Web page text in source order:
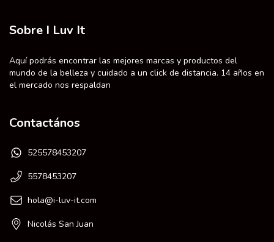
Sobre I Luv It
Aquí podrás encontrar las mejores marcas y productos del
mundo de la belleza y cuidado a un click de distancia. 14 años en
el mercado nos respaldan
Contactános
525578453207
5578453207
hola@i-luv-it.com
Nicolás San Juan